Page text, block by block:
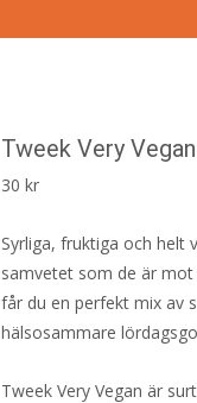
Tweek Very
30 kr
Syrliga, fruktiga och helt
samvetet som de är
får du en perfekt mix av
hälsosammare
Tweek Very Vegan är